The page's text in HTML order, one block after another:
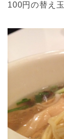
100円の替え